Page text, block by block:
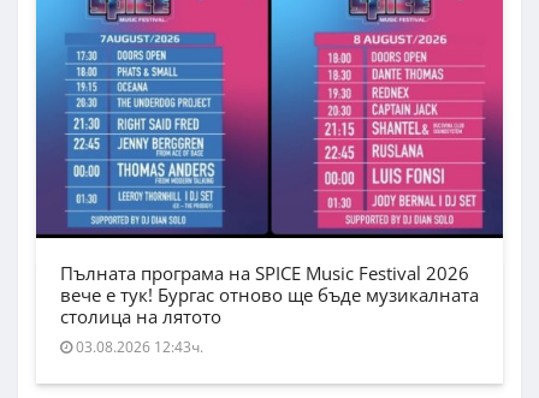
Пълната програма на SPICE Music Festival 2026
вече е тук! Бургас отново ще бъде музикалната
столица на лятото
03.08.2026 12:43ч.